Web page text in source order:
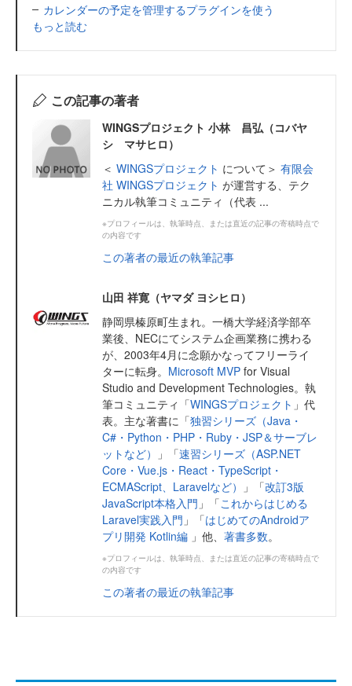
カレンダーの予定を管理するプラグインを使う
もっと読む
この記事の著者
WINGSプロジェクト 小林 昌弘（コバヤ
シ マサヒロ）
＜ WINGSプロジェクト について＞ 有限会
社 WINGSプロジェクト が運営する、テク
ニカル執筆コミュニティ（代表 ...
※プロフィールは、執筆時点、または直近の記事の寄稿時点で
の内容です
この著者の最近の執筆記事
山田 祥寛（ヤマダ ヨシヒロ）
静岡県榛原町生まれ。一橋大学経済学部卒
業後、NECにてシステム企画業務に携わる
が、2003年4月に念願かなってフリーライ
ターに転身。 Microsoft MVP for Visual
Studio and Development Technologies。執
筆コミュニティ「WINGSプロジェクト 」代
表。主な著書に「独習シリーズ（Java・
C#・Python・PHP・Ruby・JSP＆サーブレ
ットなど）
」「速習シリーズ（ASP.NET
Core・Vue.js・React・TypeScript・
ECMAScript、Laravelなど）
」「改訂3版
JavaScript本格入門 」「これからはじめる
Laravel実践入門 」「はじめてのAndroidア
プリ開発 Kotlin編 」他、 著書多数。
※プロフィールは、執筆時点、または直近の記事の寄稿時点で
の内容です
この著者の最近の執筆記事